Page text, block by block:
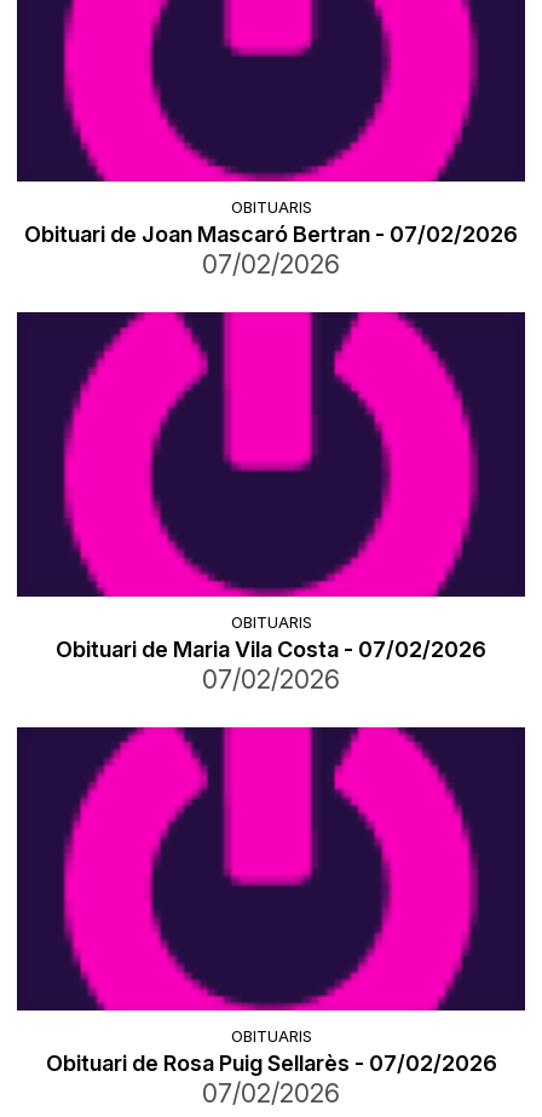
OBITUARIS
Obituari de Joan Mascaró Bertran - 07/02/2026
07/02/2026
OBITUARIS
Obituari de Maria Vila Costa - 07/02/2026
07/02/2026
OBITUARIS
Obituari de Rosa Puig Sellarès - 07/02/2026
07/02/2026